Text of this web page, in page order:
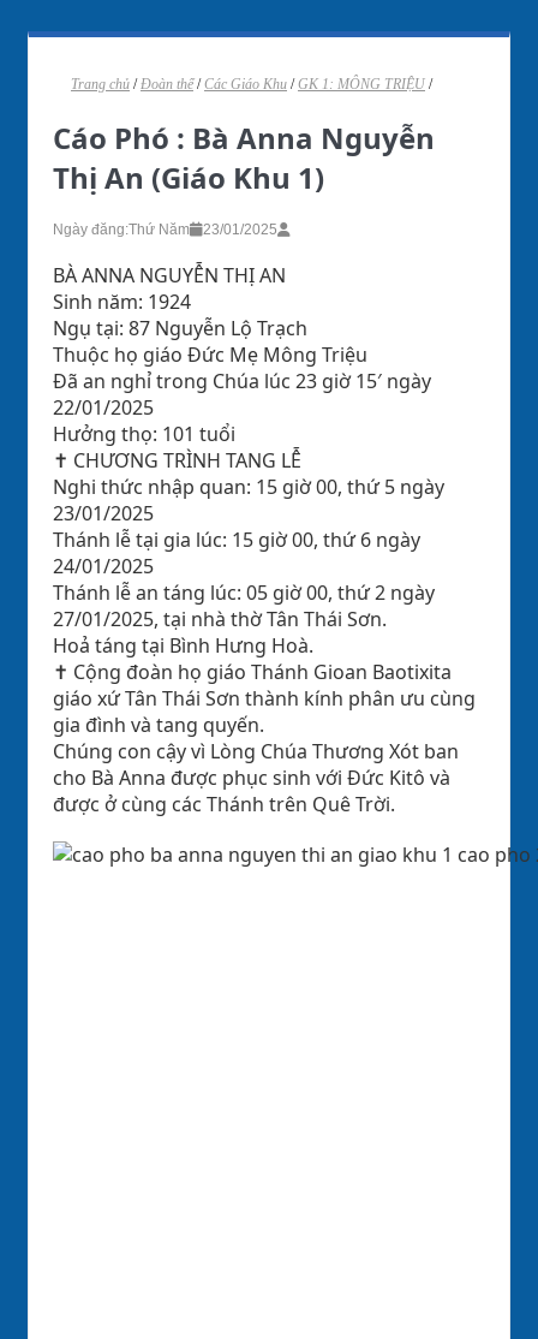
Trang chủ /Đoàn thể/Các Giáo Khu /GK 1: MÔNG TRIỆU /
Cáo Phó : Bà Anna Nguyễn
Thị An (Giáo Khu 1)
Ngày đăng:Thứ Năm 23/01/2025
BÀ ANNA NGUYỄN THỊ AN
Sinh năm: 1924
Ngụ tại: 87 Nguyễn Lộ Trạch
Thuộc họ giáo Đức Mẹ Mông Triệu
Đã an nghỉ trong Chúa lúc 23 giờ 15′ ngày
22/01/2025
Hưởng thọ: 101 tuổi
✝️ CHƯƠNG TRÌNH TANG LỄ
Nghi thức nhập quan: 15 giờ 00, thứ 5 ngày
23/01/2025
Thánh lễ tại gia lúc: 15 giờ 00, thứ 6 ngày
24/01/2025
Thánh lễ an táng lúc: 05 giờ 00, thứ 2 ngày
27/01/2025, tại nhà thờ Tân Thái Sơn.
Hoả táng tại Bình Hưng Hoà.
✝️ Cộng đoàn họ giáo Thánh Gioan Baotixita
giáo xứ Tân Thái Sơn thành kính phân ưu cùng
gia đình và tang quyến.
Chúng con cậy vì Lòng Chúa Thương Xót ban
cho Bà Anna được phục sinh với Đức Kitô và
được ở cùng các Thánh trên Quê Trời.